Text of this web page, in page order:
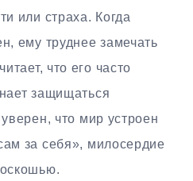
или страха. Когда
ему труднее замечать
что его часто
защищаться
что мир устроен
за себя», милосердие